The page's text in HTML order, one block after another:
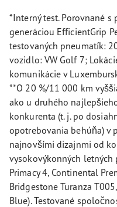
*Interný test. Porovnané s
generáciou EfficientGrip
testovaných pneumatík:
vozidlo: VW Golf 7;
komunikácie v
**O 20 %/11 000 km
ako u druhého
konkurenta (t. j. po
opotrebovania behúňa) v
najnovšími dizajnmi od
vysokovýkonných
Primacy 4, Continental
Bridgestone Turanza
Blue). Testované